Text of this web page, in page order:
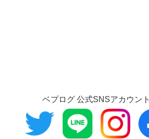
ベプログ 公式SNSアカウント